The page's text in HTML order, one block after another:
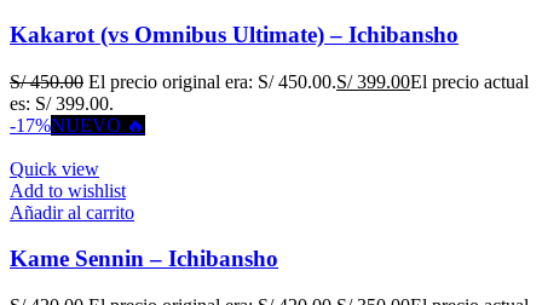
Kakarot (vs Omnibus Ultimate) – Ichibansho
S/450.00 El precio original era: S/ 450.00.S/399.00El precio actual
es: S/ 399.00.
-17%NUEVO 🔥
Quick view
Add to wishlist
Añadir al carrito
Kame Sennin – Ichibansho